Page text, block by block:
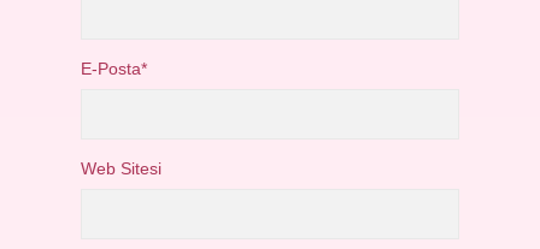
E-Posta*
Web Sitesi